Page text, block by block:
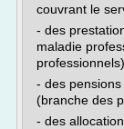
couvrant le
- des
maladie
- des
(branche des
- des